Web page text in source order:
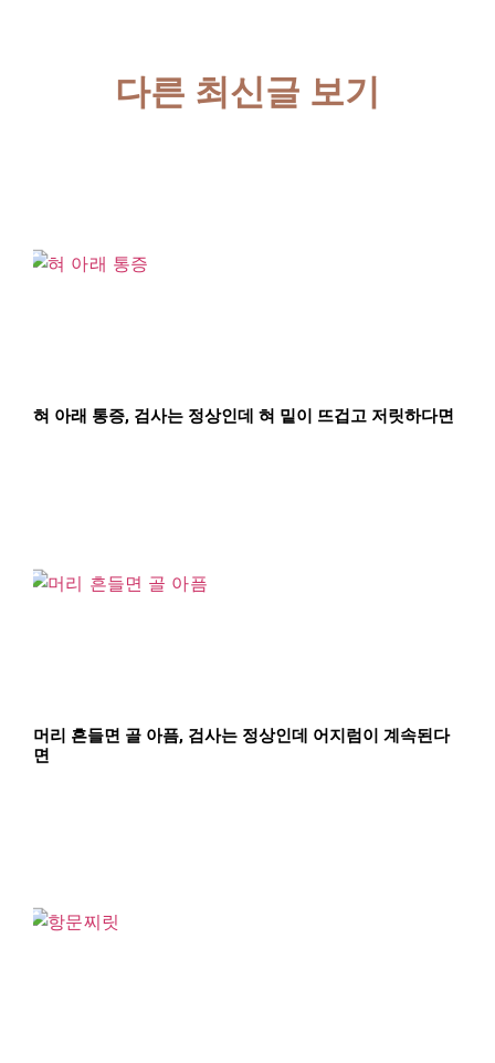
다른 최신글 보기
혀 아래 통증, 검사는 정상인데 혀 밑이 뜨겁고 저릿하다면
머리 흔들면 골 아픔, 검사는 정상인데 어지럼이 계속된다
면